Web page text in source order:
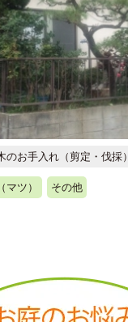
のお手入れ（剪定・伐採）
マツ） その他